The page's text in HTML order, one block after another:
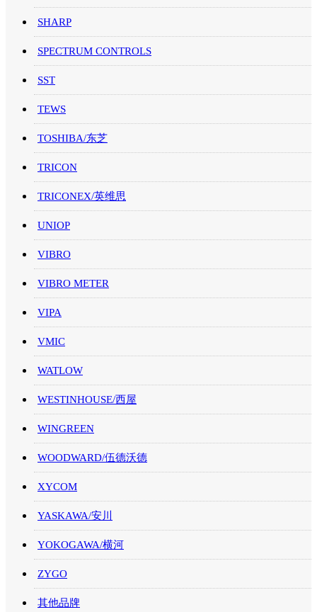
SHARP
SPECTRUM CONTROLS
SST
TEWS
TOSHIBA/东芝
TRICON
TRICONEX/英维思
UNIOP
VIBRO
VIBRO METER
VIPA
VMIC
WATLOW
WESTINHOUSE/西屋
WINGREEN
WOODWARD/伍德沃德
XYCOM
YASKAWA/安川
YOKOGAWA/横河
ZYGO
其他品牌